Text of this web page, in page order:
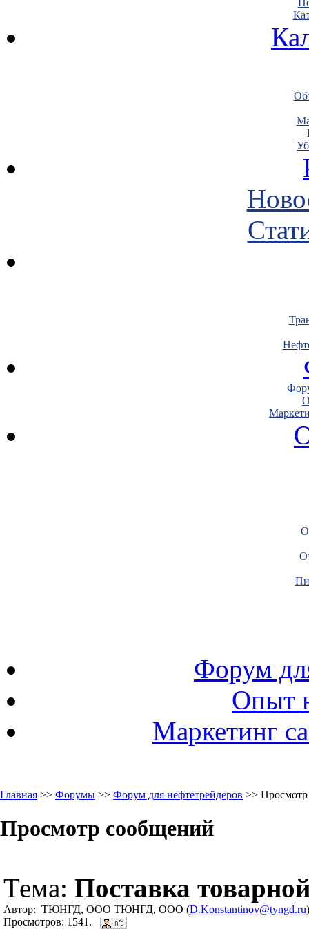
Форум
Опыт
Маркетинг
Главная >> Форумы >> Форум для нефтетрейдеров >>
Просмотр сообщений
Тема: Поставка
Автор: ТЮНГД, ООО ТЮНГД, ООО (D.Konstantinov@tyngd.ru
Просмотров: 1541.